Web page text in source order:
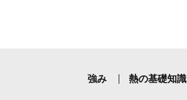
強み 熱の基礎知識